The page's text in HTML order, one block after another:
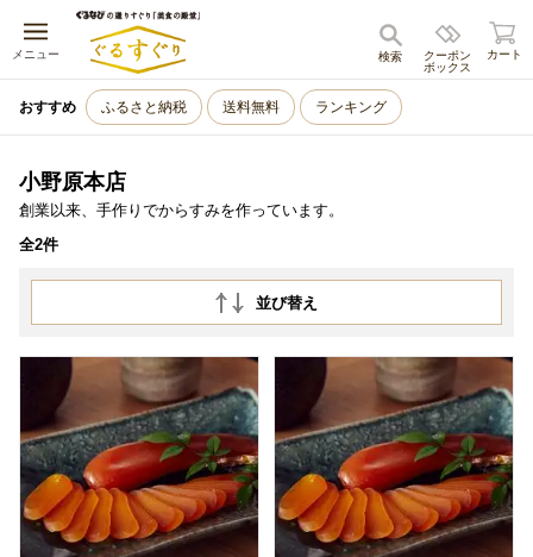
メニュー
キャンセル
クーポン
ボックス
検索 カート
おすすめ ふるさと納税 送料無料 ランキング
小野原本店
創業以来、手作りでからすみを作っています。
全2件
並び替え